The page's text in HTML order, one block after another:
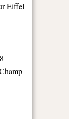
Eiffel